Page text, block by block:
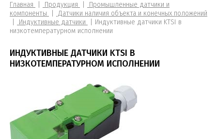
Главная Продукция
Промышленные датчики и
компоненты
Датчики наличия объекта и конечных положений
Индуктивные датчики
Индуктивные датчики KTSI в
низкотемпературном исполнении
ИНДУКТИВНЫЕ ДАТЧИКИ KTSI В
НИЗКОТЕМПЕРАТУРНОМ ИСПОЛНЕНИИ